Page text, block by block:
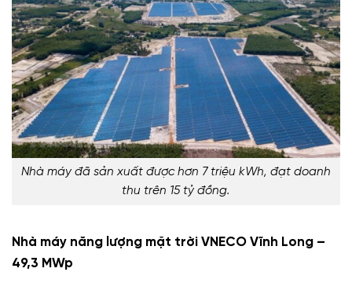
Nhà máy đã sản xuất được hơn 7 triệu kWh, đạt doanh
thu trên 15 tỷ đồng.
Nhà máy năng lượng mặt trời VNECO Vĩnh Long –
49,3 MWp